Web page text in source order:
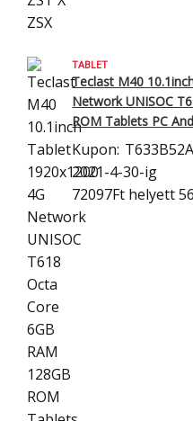
TABLET
Teclast M40
Network UNISOC
ROM Tablets PC
Kupon:
2021-4-30-ig
72097Ft helyett